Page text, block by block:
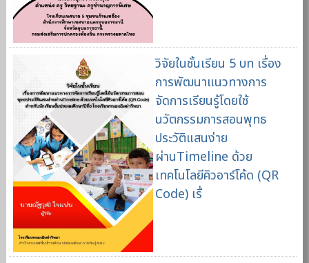
วิจัยในชั้นเรียน 5 บท เรื่อง
การพัฒนาแนวทางการ
จัดการเรียนรู้โดยใช้
นวัตกรรมการสอนพุทธ
ประวัติแสนง่าย
ผ่านTimeline ด้วย
เทคโนโลยีคิวอาร์โค้ด (QR
Code) เรื่